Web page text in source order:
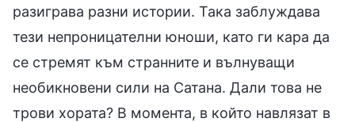
разиграва разни истории. Така заблуждава
тези непроницателни юноши, като ги кара да
се стремят към странните и вълнуващи
необикновени сили на Сатана. Дали това не
трови хората? В момента, в който навлязат в